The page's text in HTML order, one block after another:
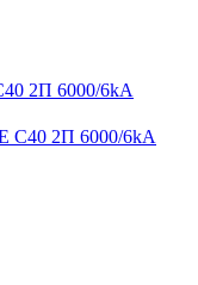
2П 6000/6kA